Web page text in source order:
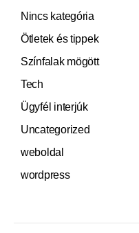
Nincs kategória
Ötletek és tippek
Színfalak mögött
Tech
Ügyfél interjúk
Uncategorized
weboldal
wordpress